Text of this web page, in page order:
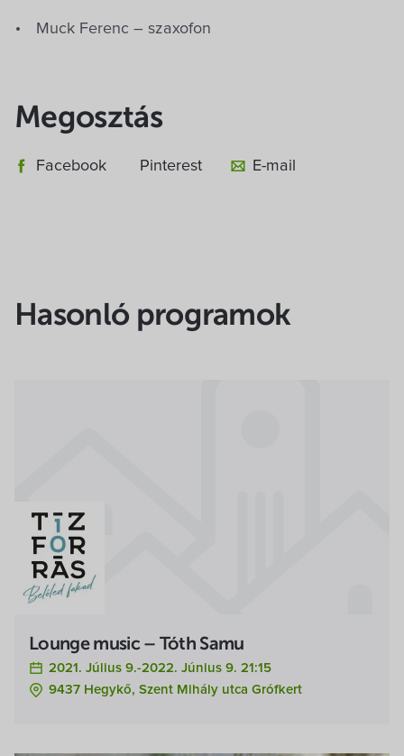
Muck Ferenc – szaxofon
Megosztás
Facebook Pinterest E-mail
Hasonló programok
Lounge music – Tóth Samu
2021. Július 9.-2022. Június 9. 21:15
9437 Hegykő, Szent Mihály utca Grófkert